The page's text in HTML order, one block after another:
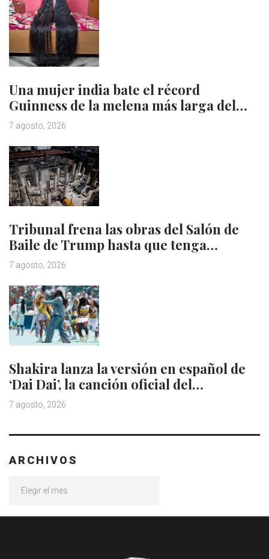
Una mujer india bate el récord
Guinness de la melena más larga del…
7 agosto, 2026
Tribunal frena las obras del Salón de
Baile de Trump hasta que tenga…
7 agosto, 2026
Shakira lanza la versión en español de
‘Dai Dai’, la canción oficial del…
7 agosto, 2026
ARCHIVOS